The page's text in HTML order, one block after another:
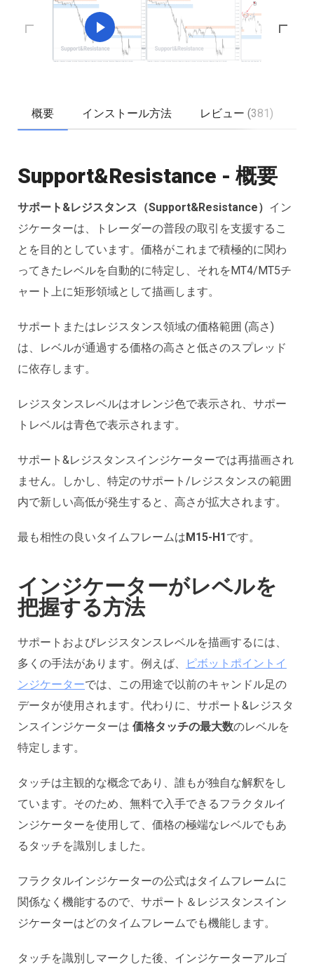
概要 インストール方法 レビュー (381)
Support&Resistance - 概要
サポート&レジスタンス（Support&Resistance） イン
ジケーターは、トレーダーの普段の取引を支援するこ
とを目的としています。価格がこれまで積極的に関わ
ってきたレベルを自動的に特定し、それをMT4/MT5チ
ャート上に矩形領域として描画します。
サポートまたはレジスタンス領域の価格範囲 (高さ)
は、レベルが通過する価格の高さと低さのスプレッド
に依存します。
レジスタンスレベルはオレンジ色で表示され、サポー
トレベルは青色で表示されます。
サポート&レジスタンスインジケーターでは再描画され
ません。しかし、特定のサポート/レジスタンスの範囲
内で新しい高低が発生すると、高さが拡大されます。
最も相性の良いタイムフレームは M15-H1 です。
インジケーターがレベルを
把握する方法
サポートおよびレジスタンスレベルを描画するには、
多くの手法があります。例えば、
ピボットポイントイ
ンジケーターでは、この用途で以前のキャンドル足の
データが使用されます。代わりに、サポート&レジスタ
ンスインジケーターは 価格タッチの最大数のレベルを
特定します。
タッチは主観的な概念であり、誰もが独自な解釈をし
ています。そのため、無料で入手できるフラクタルイ
ンジケーターを使用して、価格の極端なレベルでもあ
るタッチを識別しました。
フラクタルインジケーターの公式はタイムフレームに
関係なく機能するので、サポート＆レジスタンスイン
ジケーターはどのタイムフレームでも機能します。
タッチを識別しマークした後、インジケーターアルゴ